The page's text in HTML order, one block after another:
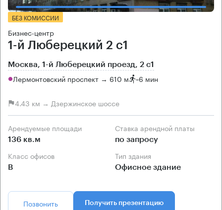
БЕЗ КОМИССИИ
Бизнес-центр
1-й Люберецкий 2 с1
Москва, 1-й Люберецкий проезд, 2 с1
Лермонтовский проспект → 610 м ~6 мин
4.43 км → Дзержинское шоссе
Арендуемые площади
136 кв.м
Ставка арендной платы
по запросу
Класс офисов
B
Тип здания
Офисное здание
Позвонить Получить презентацию